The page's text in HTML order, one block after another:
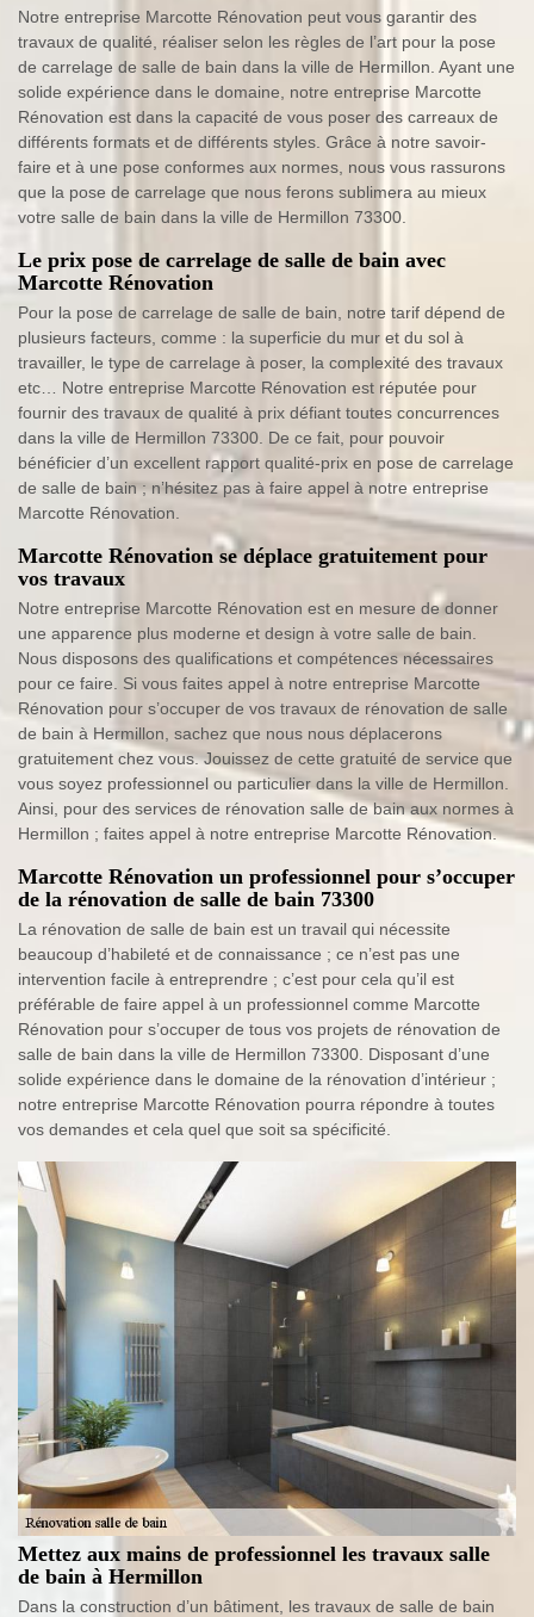
Notre entreprise Marcotte Rénovation peut vous garantir des
travaux de qualité, réaliser selon les règles de l’art pour la pose
de carrelage de salle de bain dans la ville de Hermillon. Ayant une
solide expérience dans le domaine, notre entreprise Marcotte
Rénovation est dans la capacité de vous poser des carreaux de
différents formats et de différents styles. Grâce à notre savoir-
faire et à une pose conformes aux normes, nous vous rassurons
que la pose de carrelage que nous ferons sublimera au mieux
votre salle de bain dans la ville de Hermillon 73300.
Le prix pose de carrelage de salle de bain avec
Marcotte Rénovation
Pour la pose de carrelage de salle de bain, notre tarif dépend de
plusieurs facteurs, comme : la superficie du mur et du sol à
travailler, le type de carrelage à poser, la complexité des travaux
etc… Notre entreprise Marcotte Rénovation est réputée pour
fournir des travaux de qualité à prix défiant toutes concurrences
dans la ville de Hermillon 73300. De ce fait, pour pouvoir
bénéficier d’un excellent rapport qualité-prix en pose de carrelage
de salle de bain ; n’hésitez pas à faire appel à notre entreprise
Marcotte Rénovation.
Marcotte Rénovation se déplace gratuitement pour
vos travaux
Notre entreprise Marcotte Rénovation est en mesure de donner
une apparence plus moderne et design à votre salle de bain.
Nous disposons des qualifications et compétences nécessaires
pour ce faire. Si vous faites appel à notre entreprise Marcotte
Rénovation pour s’occuper de vos travaux de rénovation de salle
de bain à Hermillon, sachez que nous nous déplacerons
gratuitement chez vous. Jouissez de cette gratuité de service que
vous soyez professionnel ou particulier dans la ville de Hermillon.
Ainsi, pour des services de rénovation salle de bain aux normes à
Hermillon ; faites appel à notre entreprise Marcotte Rénovation.
Marcotte Rénovation un professionnel pour s’occuper
de la rénovation de salle de bain 73300
La rénovation de salle de bain est un travail qui nécessite
beaucoup d’habileté et de connaissance ; ce n’est pas une
intervention facile à entreprendre ; c’est pour cela qu’il est
préférable de faire appel à un professionnel comme Marcotte
Rénovation pour s’occuper de tous vos projets de rénovation de
salle de bain dans la ville de Hermillon 73300. Disposant d’une
solide expérience dans le domaine de la rénovation d’intérieur ;
notre entreprise Marcotte Rénovation pourra répondre à toutes
vos demandes et cela quel que soit sa spécificité.
Mettez aux mains de professionnel les travaux salle
de bain à Hermillon
Dans la construction d’un bâtiment, les travaux de salle de bain